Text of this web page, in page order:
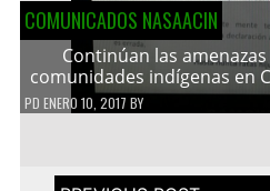
COMUNICADOS NASAACIN
Continúan las
comunidades indígenas en
PD ENERO 10, 2017 BY
Navegación